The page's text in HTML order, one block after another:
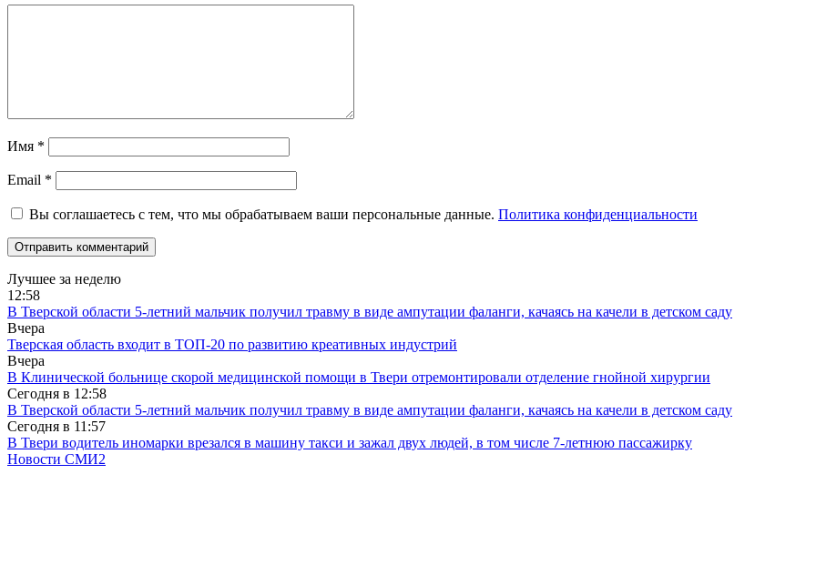
Имя *
Email *
Вы соглашаетесь с тем, что мы обрабатываем ваши персональные данные. Политика конфиденциальности
Лучшее за неделю
12:58
В Тверской области 5-летний мальчик получил травму в виде ампутации фаланги, качаясь на качели в детском саду
Вчера
Тверская область входит в ТОП-20 по развитию креативных индустрий
Вчера
В Клинической больнице скорой медицинской помощи в Твери отремонтировали отделение гнойной хирургии
Сегодня в 12:58
В Тверской области 5-летний мальчик получил травму в виде ампутации фаланги, качаясь на качели в детском саду
Сегодня в 11:57
В Твери водитель иномарки врезался в машину такси и зажал двух людей, в том числе 7-летнюю пассажирку
Новости СМИ2